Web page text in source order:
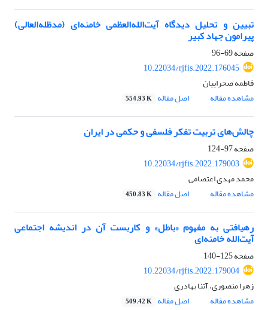
تبیین و تحلیل دیدگاه آیت‌الله‌العظمی خامنه‌ای (مدظله‌العالی)
پیرامون جهاد کبیر
صفحه69-96
10.22034/rjfis.2022.176045
فاطمه صحراییان
مشاهده مقاله
اصل مقاله 554.93 K
چالش‌های تربیت تفکر فلسفی و حکمی در ایران
صفحه97-124
10.22034/rjfis.2022.179003
محمد مهدی اعتصامی
مشاهده مقاله
اصل مقاله 450.83 K
رهیافتی به مفهوم «باطل» و کاربست آن در اندیشه اجتماعی
آیت‌الله خامنه‌ای
صفحه125-140
10.22034/rjfis.2022.179004
زهرا منصوری، آتنا بهادری
مشاهده مقاله
اصل مقاله 509.42 K